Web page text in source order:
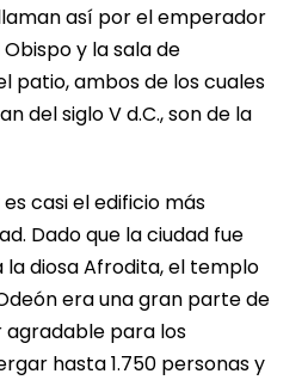
así por el emperador
y la sala de
patio, ambos de los cuales
del siglo V d.C., son de la
casi el edificio más
Dado que la ciudad fue
diosa Afrodita, el templo
era una gran parte de
agradable para los
hasta 1.750 personas y